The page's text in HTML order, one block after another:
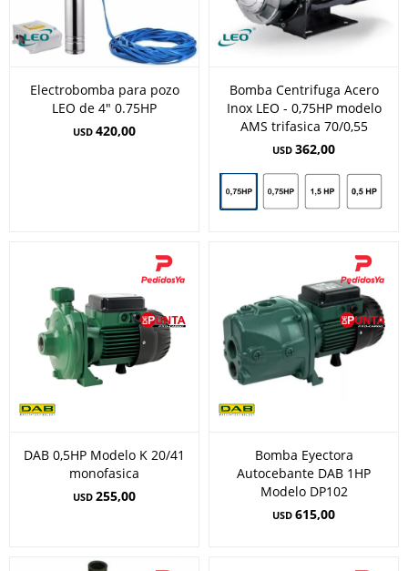
Electrobomba para pozo
LEO de 4" 0.75HP
USD 420,00
Bomba Centrifuga Acero
Inox LEO - 0,75HP modelo
AMS trifasica 70/0,55
USD 362,00
DAB 0,5HP Modelo K 20/41
monofasica
USD 255,00
Bomba Eyectora
Autocebante DAB 1HP
Modelo DP102
USD 615,00